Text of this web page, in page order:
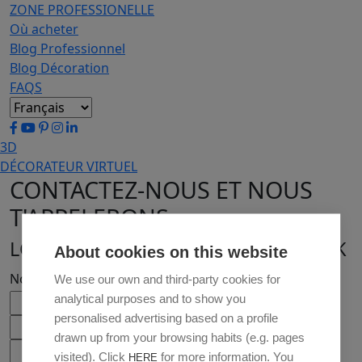
ZONE PROFESSIONELLE
Où acheter
Blog Professionnel
Blog Décoration
FAQS
3D
DÉCORATEUR VIRTUEL
CONTACTEZ-NOUS ET NOUS
T'APPELERONS
LOCALISER DISTRIBUTEUR PROFILTEK
Nom*
Le nom
Code Postal*
E-mail*
About cookies on this website
We use our own and third-party cookies for
analytical purposes and to show you
personalised advertising based on a profile
drawn up from your browsing habits (e.g. pages
visited). Click HERE for more information. You